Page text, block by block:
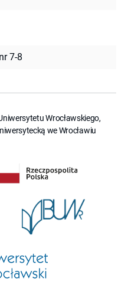
7-8
Wrocławskiego,
we Wrocławiu